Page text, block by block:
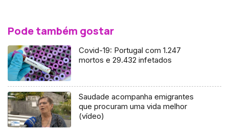
Pode também gostar
Covid-19: Portugal com 1.247
mortos e 29.432 infetados
Saudade acompanha emigrantes
que procuram uma vida melhor
(vídeo)